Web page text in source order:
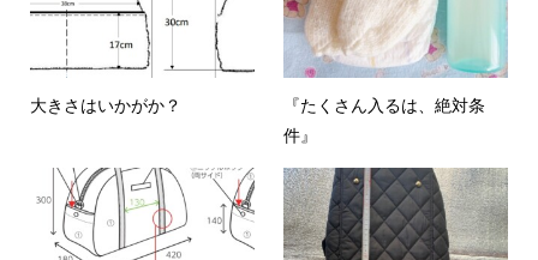
大きさはいかがか？
『たくさん入るは、絶対条
件』